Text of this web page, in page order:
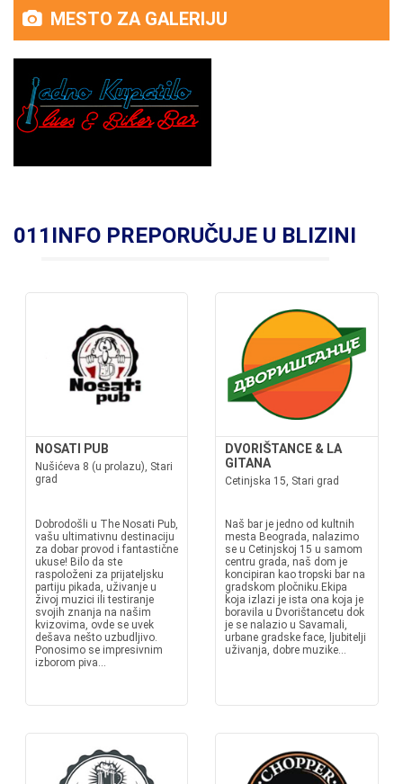
MESTO ZA GALERIJU
011INFO PREPORUČUJE U BLIZINI
NOSATI PUB
Nušićeva 8 (u prolazu), Stari
grad
Dobrodošli u The Nosati Pub,
vašu ultimativnu destinaciju
za dobar provod i fantastične
ukuse! Bilo da ste
raspoloženi za prijateljsku
partiju pikada, uživanje u
živoj muzici ili testiranje
svojih znanja na našim
kvizovima, ovde se uvek
dešava nešto uzbudljivo.
Ponosimo se impresivnim
izborom piva...
DVORIŠTANCE & LA
GITANA
Cetinjska 15, Stari grad
Naš bar je jedno od kultnih
mesta Beograda, nalazimo
se u Cetinjskoj 15 u samom
centru grada, naš dom je
koncipiran kao tropski bar na
gradskom pločniku.Ekipa
koja izlazi je ista ona koja je
boravila u Dvorištancetu dok
je se nalazio u Savamali,
urbane gradske face, ljubitelji
uživanja, dobre muzike...